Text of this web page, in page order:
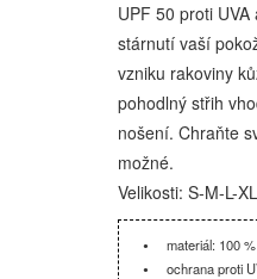
UPF 50 proti
stárnutí vaší
vzniku rakoviny
pohodlný střih
nošení. Chraňte
možné.
Velikosti: S-M-L-XL
materiál: 100
ochrana proti